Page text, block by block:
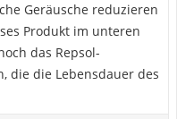
Geräusche reduzieren
Produkt im unteren
das Repsol-
die die Lebensdauer des